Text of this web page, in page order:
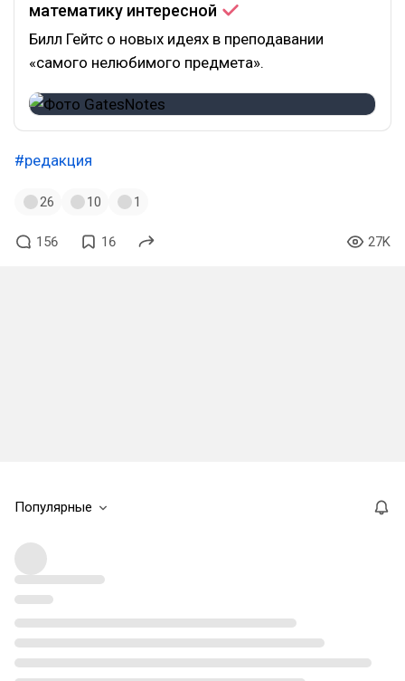
математику интересной
Билл Гейтс о новых идеях в преподавании
«самого нелюбимого предмета».
#редакция
26 10 1
156 16 27K
Популярные